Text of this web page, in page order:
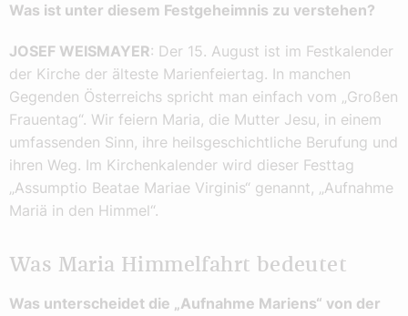
Was ist unter diesem Festgeheimnis zu verstehen?
JOSEF WEISMAYER: Der 15. August ist im Festkalender
der Kirche der älteste Marienfeiertag. In manchen
Gegenden Österreichs spricht man einfach vom „Großen
Frauentag“. Wir feiern Maria, die Mutter Jesu, in einem
umfassenden Sinn, ihre heilsgeschichtliche Berufung und
ihren Weg. Im Kirchenkalender wird dieser Festtag
„Assumptio Beatae Mariae Virginis“ genannt, „Aufnahme
Mariä in den Himmel“.
Was Maria Himmelfahrt bedeutet
Was unterscheidet die „Aufnahme Mariens“ von der